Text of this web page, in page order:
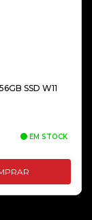
SSD W11
EM STOCK